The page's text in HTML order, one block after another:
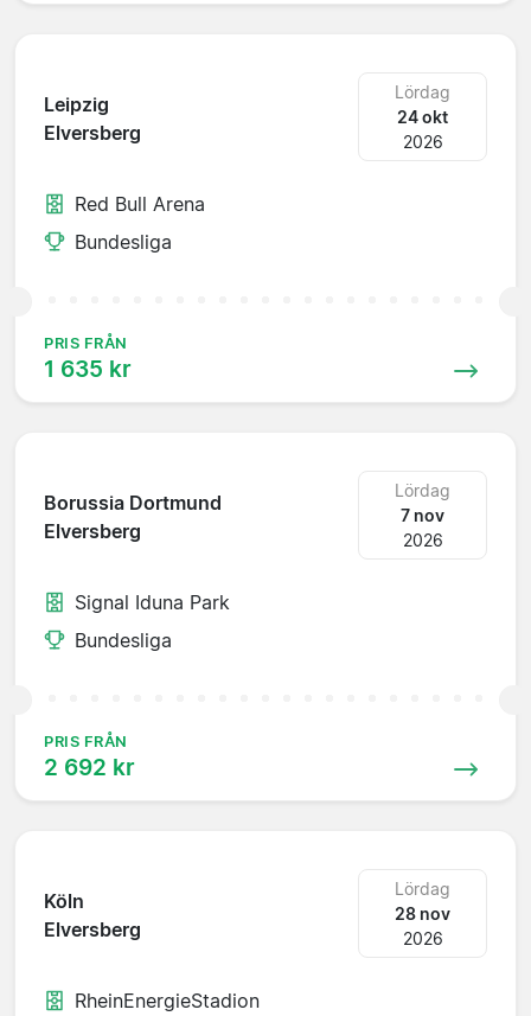
Leipzig
Elversberg
Lördag
24 okt
2026
Red Bull Arena
Bundesliga
PRIS FRÅN
1 635 kr
Borussia Dortmund
Elversberg
Lördag
7 nov
2026
Signal Iduna Park
Bundesliga
PRIS FRÅN
2 692 kr
Köln
Elversberg
Lördag
28 nov
2026
RheinEnergieStadion